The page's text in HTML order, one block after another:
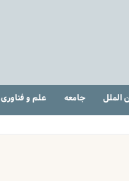
الملل جامعه علم و فناوری